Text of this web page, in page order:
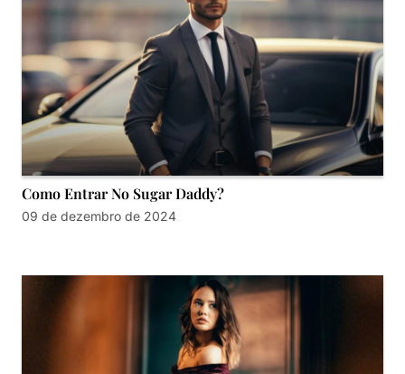
Como Entrar No Sugar Daddy?
09 de dezembro de 2024